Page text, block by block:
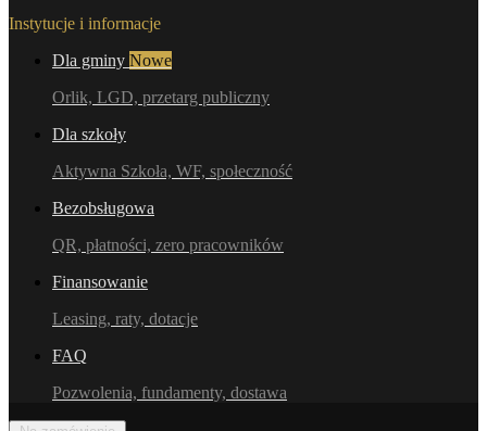
Instytucje i informacje
Dla gminy Nowe
Orlik, LGD, przetarg publiczny
Dla szkoły
Aktywna Szkoła, WF, społeczność
Bezobsługowa
QR, płatności, zero pracowników
Finansowanie
Leasing, raty, dotacje
FAQ
Pozwolenia, fundamenty, dostawa